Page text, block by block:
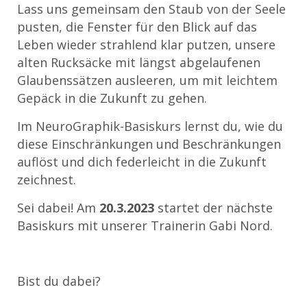
Lass uns gemeinsam den Staub von der Seele
pusten, die Fenster für den Blick auf das
Leben wieder strahlend klar putzen, unsere
alten Rucksäcke mit längst abgelaufenen
Glaubenssätzen ausleeren, um mit leichtem
Gepäck in die Zukunft zu gehen.
Im NeuroGraphik-Basiskurs lernst du, wie du
diese Einschränkungen und Beschränkungen
auflöst und dich federleicht in die Zukunft
zeichnest.
Sei dabei! Am 20.3.2023 startet der nächste
Basiskurs mit unserer Trainerin Gabi Nord.
Bist du dabei?